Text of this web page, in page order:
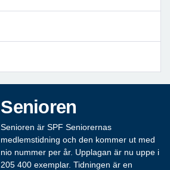
Senioren
Senioren är SPF Seniorernas
medlemstidning och den kommer ut med
nio nummer per år. Upplagan är nu uppe i
205 400 exemplar. Tidningen är en